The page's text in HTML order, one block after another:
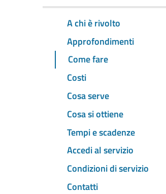
A chi è rivolto
Approfondimenti
Come fare
Costi
Cosa serve
Cosa si ottiene
Tempi e scadenze
Accedi al servizio
Condizioni di servizio
Contatti